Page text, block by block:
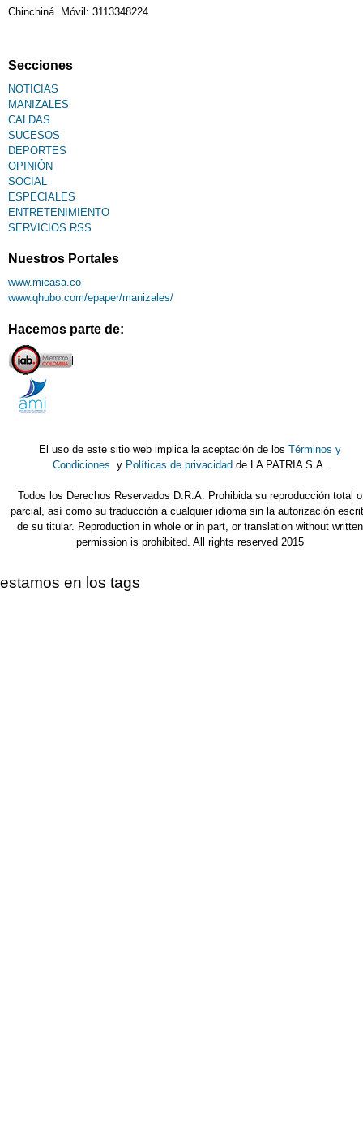
Chinchiná. Móvil: 3113348224
Secciones
NOTICIAS
MANIZALES
CALDAS
SUCESOS
DEPORTES
OPINIÓN
SOCIAL
ESPECIALES
ENTRETENIMIENTO
SERVICIOS RSS
Nuestros Portales
www.micasa.co
www.qhubo.com/epaper/manizales/
Hacemos parte de:
El uso de este sitio web implica la aceptación de los Términos y
Condiciones y Políticas de privacidad de LA PATRIA S.A.
Todos los Derechos Reservados D.R.A. Prohibida su reproducción total o
parcial, así como su traducción a cualquier idioma sin la autorización
de su titular. Reproduction in whole or in part, or translation without written
permission is prohibited. All rights reserved 2015
estamos en los tags